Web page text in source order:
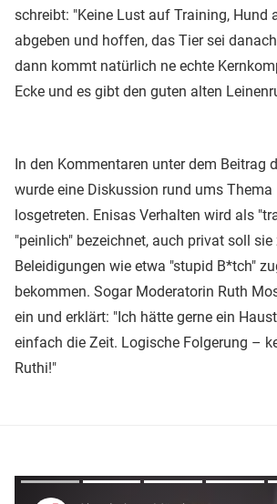
schreibt: "Keine Lust auf Training, Hund
abgeben und hoffen, das Tier sei
dann kommt natürlich ne echte
Ecke und es gibt den guten alten
In den Kommentaren unter dem Beitrag
wurde eine Diskussion rund ums Thema
losgetreten. Enisas Verhalten wird als
"peinlich" bezeichnet, auch privat soll sie
Beleidigungen wie etwa "stupid B*tch"
bekommen. Sogar Moderatorin Ruth
ein und erklärt: "Ich hätte gerne ein
einfach die Zeit. Logische Folgerung –
Ruthi!"